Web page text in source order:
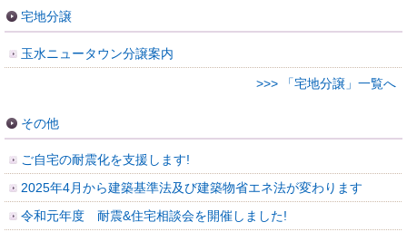
宅地分譲
玉水ニュータウン分譲案内
>>> 「宅地分譲」一覧へ
その他
ご自宅の耐震化を支援します!
2025年4月から建築基準法及び建築物省エネ法が変わります
令和元年度 耐震&住宅相談会を開催しました!